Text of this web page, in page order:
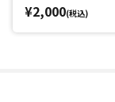
¥2,000(税込)